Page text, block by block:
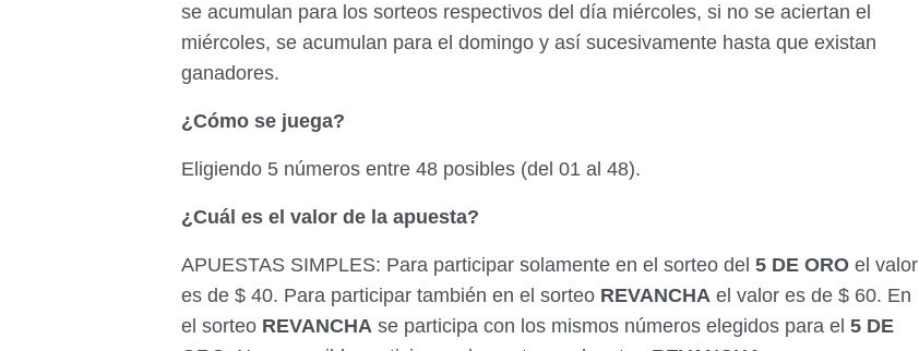
se acumulan para los sorteos respectivos del día miércoles, si no se aciertan el
miércoles, se acumulan para el domingo y así sucesivamente hasta que existan
ganadores.
¿Cómo se juega?
Eligiendo 5 números entre 48 posibles (del 01 al 48).
¿Cuál es el valor de la apuesta?
APUESTAS SIMPLES: Para participar solamente en el sorteo del 5 DE ORO el valor
es de $ 40. Para participar también en el sorteo REVANCHA el valor es de $ 60. En
el sorteo REVANCHA se participa con los mismos números elegidos para el 5 DE